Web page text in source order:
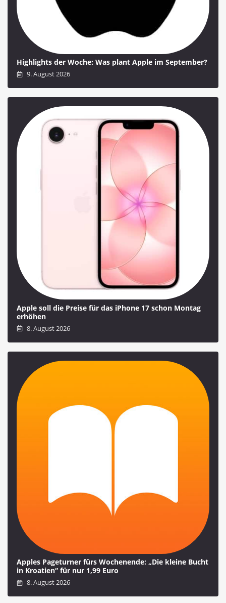
Highlights der Woche: Was plant Apple im September?
9. August 2026
Apple soll die Preise für das iPhone 17 schon Montag
erhöhen
8. August 2026
Apples Pageturner fürs Wochenende: „Die kleine Bucht
in Kroatien“ für nur 1,99 Euro
8. August 2026